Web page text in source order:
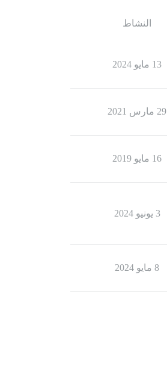
النشاط
13 مايو 2024
29 مارس 2021
16 مايو 2019
3 يونيو 2024
8 مايو 2024